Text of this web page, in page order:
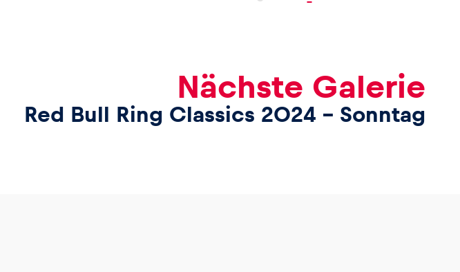
Nächste Galerie
Red Bull Ring Classics 2024 – Sonntag